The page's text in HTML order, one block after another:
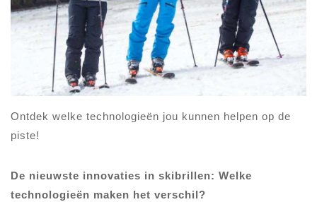
Ontdek welke technologieën jou kunnen helpen op de
piste!
De nieuwste innovaties in skibrillen: Welke
technologieën maken het verschil?